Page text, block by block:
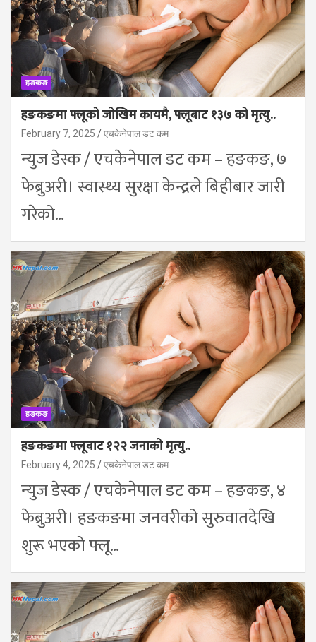
हङकङ
हङकङमा फ्लूको जोखिम कायमै, फ्लूबाट १३७ को मृत्यु..
February 7, 2025 एचकेनेपाल डट कम
न्युज डेस्क / एचकेनेपाल डट कम – हङकङ, ७
फेब्रुअरी। स्वास्थ्य सुरक्षा केन्द्रले बिहीबार जारी
गरेको…
हङकङ
हङकङमा फ्लूबाट १२२ जनाको मृत्यु..
February 4, 2025 एचकेनेपाल डट कम
न्युज डेस्क / एचकेनेपाल डट कम – हङकङ, ४
फेब्रुअरी। हङकङमा जनवरीको सुरुवातदेखि
शुरू भएको फ्लू…